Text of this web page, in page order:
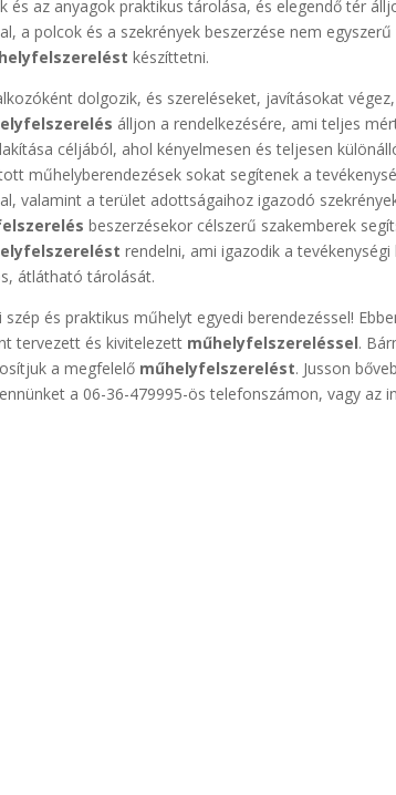
és az anyagok praktikus tárolása, és elegendő tér
a polcok és a szekrények beszerzése nem
készíttetni.
dolgozik, és szereléseket, javításokat
álljon a rendelkezésére, ami teljes
céljából, ahol kényelmesen és teljesen
műhelyberendezések sokat segítenek a
valamint a terület adottságaihoz igazodó
beszerzésekor célszerű szakemberek
rendelni, ami igazodik a
átlátható tárolását.
szép és praktikus műhelyt egyedi berendezéssel!
tervezett és kivitelezett műhelyfelszereléssel.
a megfelelő műhelyfelszerelést. Jusson
a 06-36-479995-ös telefonszámon, vagy az